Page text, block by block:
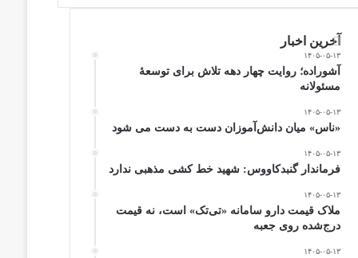
آخرین اخبار
۱۴۰۵-۰۵-۱۳
آشوراده؛ روایت چهار دهه تلاش برای توسعهٔ
مسئولانه
۱۴۰۵-۰۵-۱۳
«ناس» میان دانش‌آموزان دست به دست می شود
۱۴۰۵-۰۵-۱۳
فرماندار گنبدکاووس: شهید خط کشی مذهبی ندارد
۱۴۰۵-۰۵-۱۳
ملاک قیمت دارو سامانه «تی‌تک» است، نه قیمت
درج‌شده روی جعبه
۱۴۰۵-۰۵-۱۳